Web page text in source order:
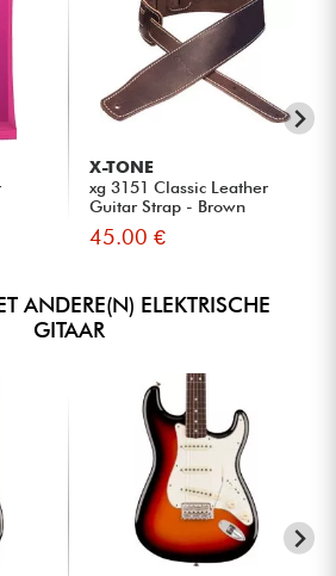
X-TONE
xg 3151 Classic Leather
Guitar Strap - Brown
45.00 €
ANDERE(N) ELEKTRISCHE
GITAAR